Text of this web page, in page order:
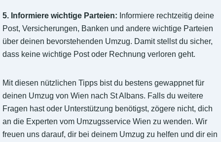
5. Informiere wichtige Parteien: Informiere rechtzeitig deine
Post, Versicherungen, Banken und andere wichtige Parteien
über deinen bevorstehenden Umzug. Damit stellst du sicher,
dass keine wichtige Post oder Rechnung verloren geht.
Mit diesen nützlichen Tipps bist du bestens gewappnet für
deinen Umzug von Wien nach St Albans. Falls du weitere
Fragen hast oder Unterstützung benötigst, zögere nicht, dich
an die Experten vom Umzugsservice Wien zu wenden. Wir
freuen uns darauf, dir bei deinem Umzug zu helfen und dir ein